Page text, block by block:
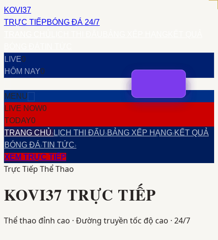
KOVI37
TRỰC TIẾPBÓNG ĐÁ 24/7
LIVE0
HÔM NAY0
MENU
LIVE NOW0
TODAY0
TRANG CHỦ› LỊCH THI ĐẤU›BẢNG XẾP HẠNG›KẾT QUẢ
BÓNG ĐÁ›TIN TỨC›
XEM TRỰC TIẾP
Trực Tiếp Thể Thao
KOVI37 TRỰC TIẾP
Thể thao đỉnh cao · Đường truyền tốc độ cao · 24/7